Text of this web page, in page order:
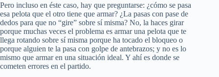
Pero incluso en éste caso, hay que preguntarse: ¿cómo se pasa
esa pelota que el otro tiene que armar? ¿La pasas con pase de
dedos para que no “gire” sobre sí misma? No, la haces girar
porque muchas veces el problema es armar una pelota que te
llega rotando sobre sí misma porque ha tocado el bloqueo o
porque alguien te la pasa con golpe de antebrazos; y no es lo
mismo que armar en una situación ideal. Y ahí es donde se
cometen errores en el partido.